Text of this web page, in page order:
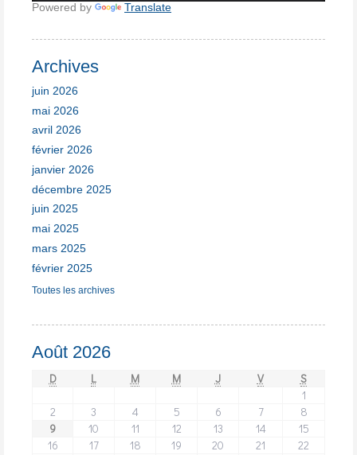
Powered by Translate
Archives
juin 2026
mai 2026
avril 2026
février 2026
janvier 2026
décembre 2025
juin 2025
mai 2025
mars 2025
février 2025
Toutes les archives
Août 2026
D L M M J V
S
1
2
3 4 5 6 7
8
9
10 11 12 13 14
15
16
17 18 19 20 21
22